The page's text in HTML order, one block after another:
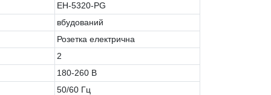
EH-5320-PG
вбудований
Розетка електрична
2
180-260 В
50/60 Гц